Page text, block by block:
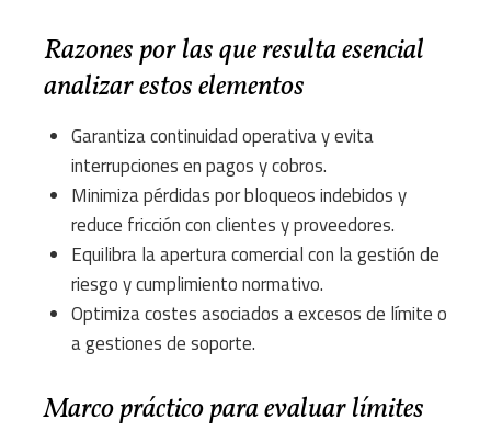
Razones por las que resulta esencial
analizar estos elementos
Garantiza continuidad operativa y evita
interrupciones en pagos y cobros.
Minimiza pérdidas por bloqueos indebidos y
reduce fricción con clientes y proveedores.
Equilibra la apertura comercial con la gestión de
riesgo y cumplimiento normativo.
Optimiza costes asociados a excesos de límite o
a gestiones de soporte.
Marco práctico para evaluar límites